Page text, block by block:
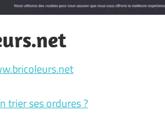
trier ses ordures ?